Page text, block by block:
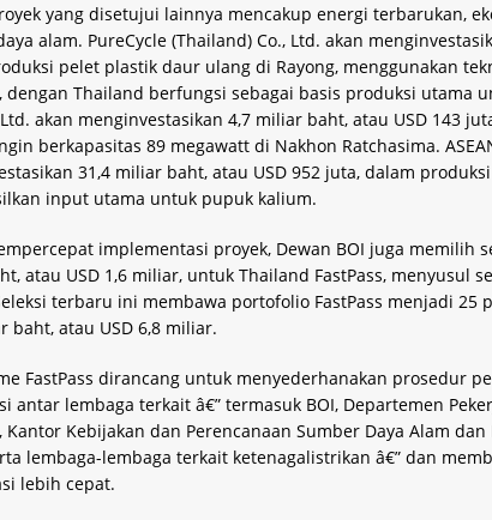
yang disetujui lainnya mencakup energi terbarukan,
alam. PureCycle (Thailand) Co., Ltd. akan
pelet plastik daur ulang di Rayong, menggunakan
dengan Thailand berfungsi sebagai basis produksi utama
akan menginvestasikan 4,7 miliar baht, atau USD 143
berkapasitas 89 megawatt di Nakhon Ratchasima.
31,4 miliar baht, atau USD 952 juta, dalam
input utama untuk pupuk kalium.
implementasi proyek, Dewan BOI juga memilih
atau USD 1,6 miliar, untuk Thailand FastPass, menyusul
terbaru ini membawa portofolio FastPass menjadi 25
baht, atau USD 6,8 miliar.
FastPass dirancang untuk menyederhanakan prosedur
antar lembaga terkait â€” termasuk BOI, Departemen
Kantor Kebijakan dan Perencanaan Sumber Daya Alam
lembaga-lembaga terkait ketenagalistrikan â€” dan
lebih cepat.